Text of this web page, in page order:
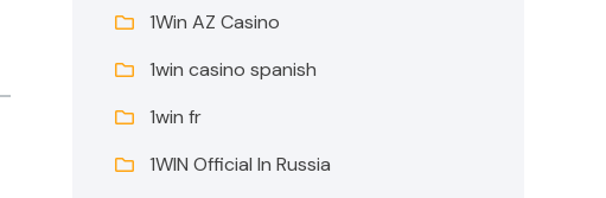
1Win AZ Casino
1win casino spanish
1win fr
1WIN Official In Russia